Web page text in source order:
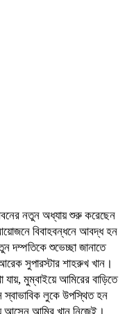
নতুন অধ্যায় শুরু করেছেন
বিবাহবন্ধনে আবদ্ধ হন
দম্পতিকে শুভেচ্ছা জানাতে
সুপারস্টার শাহরুখ খান।
যায়, মুম্বাইয়ে আমিরের বাড়িতে
স্বাভাবিক লুকে উপস্থিত হন